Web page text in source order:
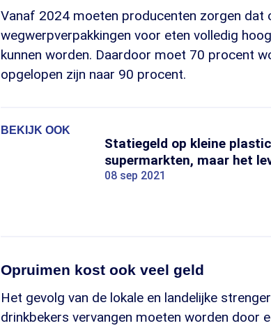
Vanaf 2024 moeten producenten zorgen dat
wegwerpverpakkingen voor eten volledig
kunnen worden. Daardoor moet 70 procent
opgelopen zijn naar 90 procent.
BEKIJK OOK
Statiegeld op kleine
supermarkten, maar het
08 sep 2021
Opruimen kost ook veel geld
Het gevolg van de lokale en landelijke
drinkbekers vervangen moeten worden door